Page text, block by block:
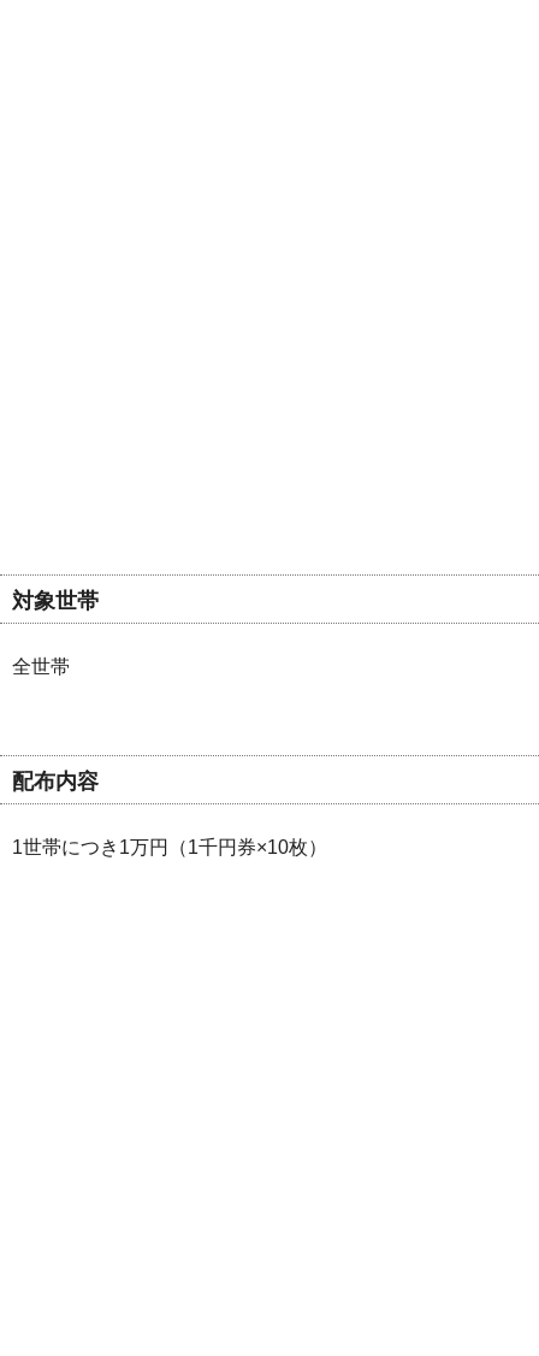
対象世帯
全世帯
配布内容
1世帯につき1万円（1千円券×10枚）